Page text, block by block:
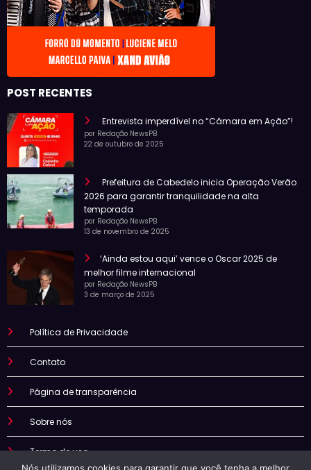
POST RECENTES
Entrevista imperdível no “Câmara em Ação”!
por Redação NewsPB
22 de outubro de 2025
Prefeitura de Cabedelo inicia Operação Verão
2026 para garantir tranquilidade na alta
temporada
por Redação NewsPB
13 de novembro de 2025
‘Ainda estou aqui’ vence o Oscar 2025 de
melhor filme internacional
por Redação NewsPB
3 de março de 2025
Política de Privacidade
Contato
Página de transparência
Sobre nós
Termo de uso